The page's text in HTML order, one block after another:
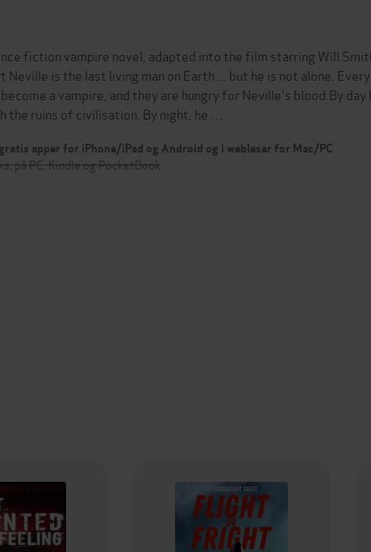
fiction vampire novel, adapted into the film starring Will
Neville is the last living man on Earth ... but he is not alone.
a vampire, and they are hungry for Neville's blood.By
the ruins of civilisation. By night, he …
apper for iPhone/iPad og Android og i webleser for Mac/PC
på PC, Kindle og PocketBook